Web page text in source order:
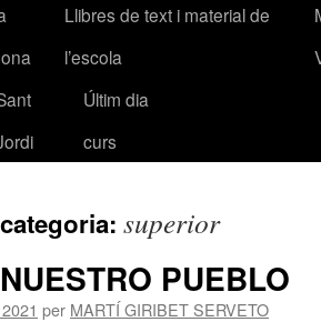
Llibres de text i material de
l’escola
Últim dia
curs
superior
PUEBLO
per MARTÍ GIRIBET SERVETO